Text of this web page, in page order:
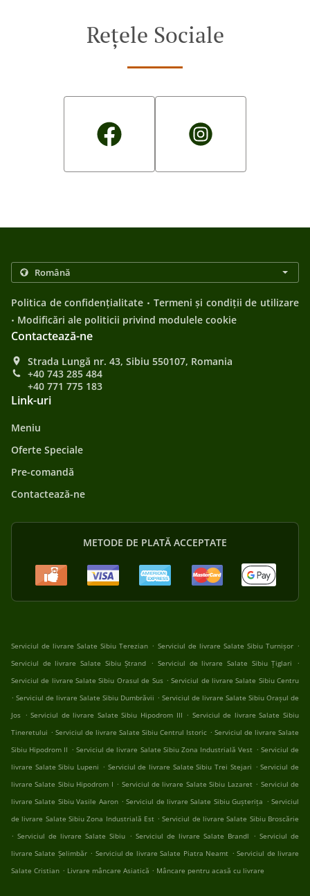
Rețele Sociale
Politica de confidențialitate . Termeni și condiții de utilizare
. Modificări ale politicii privind modulele cookie
Contactează-ne
Strada Lungă nr. 43, Sibiu 550107, Romania
+40 743 285 484
+40 771 775 183
Link-uri
Meniu
Oferte Speciale
Pre-comandă
Contactează-ne
METODE DE PLATĂ ACCEPTATE
Serviciul de livrare Salate Sibiu Terezian . Serviciul de livrare Salate Sibiu Turnișor .
Serviciul de livrare Salate Sibiu Ștrand . Serviciul de livrare Salate Sibiu Țiglari
.
Serviciul de livrare Salate Sibiu Orasul de Sus . Serviciul de livrare Salate Sibiu Centru
. Serviciul de livrare Salate Sibiu Dumbrăvii . Serviciul de livrare Salate Sibiu Orașul de
Jos . Serviciul de livrare Salate Sibiu Hipodrom III . Serviciul de livrare Salate Sibiu
Tineretului . Serviciul de livrare Salate Sibiu Centrul Istoric . Serviciul de livrare Salate
Sibiu Hipodrom II . Serviciul de livrare Salate Sibiu Zona Industrială Vest . Serviciul de
livrare Salate Sibiu Lupeni . Serviciul de livrare Salate Sibiu Trei Stejari . Serviciul de
livrare Salate Sibiu Hipodrom I . Serviciul de livrare Salate Sibiu Lazaret . Serviciul de
livrare Salate Sibiu Vasile Aaron . Serviciul de livrare Salate Sibiu Gușterița . Serviciul
de livrare Salate Sibiu Zona Industrială Est . Serviciul de livrare Salate Sibiu Broscărie
. Serviciul de livrare Salate Sibiu . Serviciul de livrare Salate Brandl . Serviciul de
livrare Salate Șelimbăr . Serviciul de livrare Salate Piatra Neamt . Serviciul de livrare
Salate Cristian . Livrare mâncare Asiatică . Mâncare pentru acasă cu livrare